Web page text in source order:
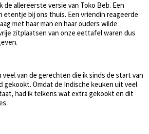
de allereerste versie van Toko Beb. Een
etentje bij ons thuis. Een vriendin reageerde
met haar man en haar ouders wilde
zitplaatsen van onze eettafel waren dus
van de gerechten die ik sinds de start van
gekookt. Omdat de Indische keuken uit veel
had ik telkens wat extra gekookt en dit